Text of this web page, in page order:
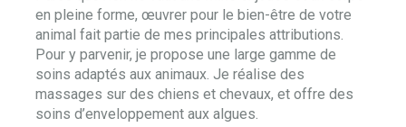
en pleine forme, œuvrer pour le bien-être de votre
animal fait partie de mes principales attributions.
Pour y parvenir, je propose une large gamme de
soins adaptés aux animaux. Je réalise des
massages sur des chiens et chevaux, et offre des
soins d’enveloppement aux algues.